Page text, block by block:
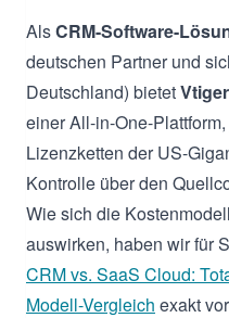
AlsCRM-Software-
deutschen Partner und
Deutschland) bietetVtiger
einer All-in-One-
Lizenzketten der US-
Kontrolle über den
Wie sich die
auswirken, haben wir für
CRM vs. SaaS Cloud:
Modell-Vergleich exakt